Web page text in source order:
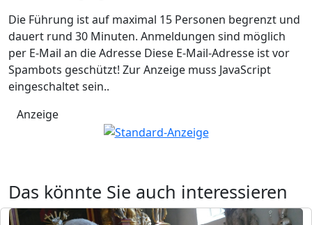
Die Führung ist auf maximal 15 Personen begrenzt und
dauert rund 30 Minuten. Anmeldungen sind möglich
per E-Mail an die Adresse Diese E-Mail-Adresse ist vor
Spambots geschützt! Zur Anzeige muss JavaScript
eingeschaltet sein..
Anzeige
Das könnte Sie auch interessieren